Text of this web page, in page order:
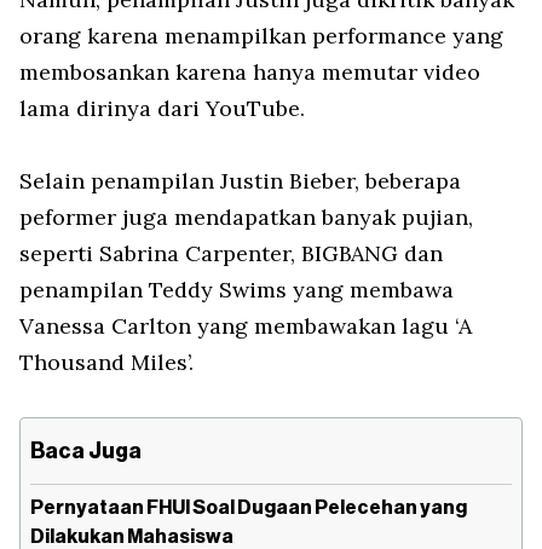
orang karena menampilkan performance yang
membosankan karena hanya memutar video
lama dirinya dari YouTube.
Selain penampilan Justin Bieber, beberapa
peformer juga mendapatkan banyak pujian,
seperti Sabrina Carpenter, BIGBANG dan
penampilan Teddy Swims yang membawa
Vanessa Carlton yang membawakan lagu ‘A
Thousand Miles’.
Baca Juga
Pernyataan FHUI Soal Dugaan Pelecehan yang
Dilakukan Mahasiswa